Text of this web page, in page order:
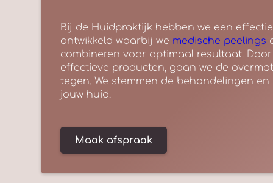
Bij de Huidpraktijk hebben we een
ontwikkeld waarbij we medische peelings
combineren voor optimaal resultaat.
effectieve producten, gaan we de
tegen. We stemmen de behandelingen
jouw huid.
Maak afspraak